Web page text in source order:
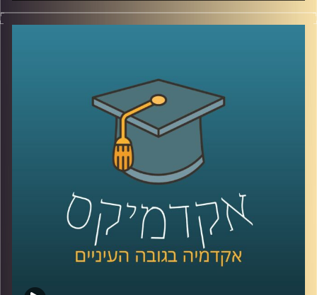
בעולם הניהול והחיים האישיים מדברים הרבה על תקשורת
טובה, אבל הרבה פחות על הקשבה אמיתית, כזו שמשנה
שהיא למעשה מנגנון עמוק שמכתיב אם צוותים ידברו וישתפו
ידע, ואם משפחות ירגישו מובנות או מתוסכלות. בפרק הזה
אנחנו מדברים על האופן שבו סגנון ההקשבה של מנהל, הורה
או בן משפחה מעצב את איכות הדיאלוג סביבו.
יחד עם ד״ר אסנת בוסקילה־ים, יועצת ארגונית ומרצה
באוניברסיטת רייכמן, נבחן למה הקשבה כל כך מאתגרת, למה
נאומים הם האויב שלה, ומה ההבדל בין הקשבה אישית,
הקשבה בצוות והקשבה במשפחה, ואיך שינוי קטן באופן
ההקשבה יכול לייצר שינוי גדול ביחסים?